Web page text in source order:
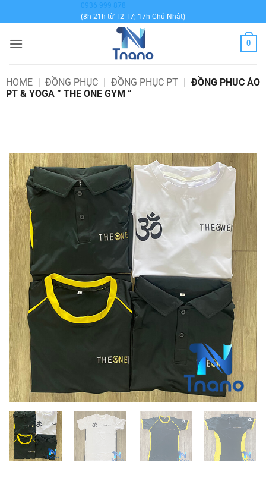
qua
dung
0936 999 878
(8h-21h từ T2-T7; 17h Chủ Nhật)
0
HOME | ĐỒNG PHỤC | ĐỒNG PHỤC PT | ĐỒNG PHUC ÁO
PT & YOGA ” THE ONE GYM “